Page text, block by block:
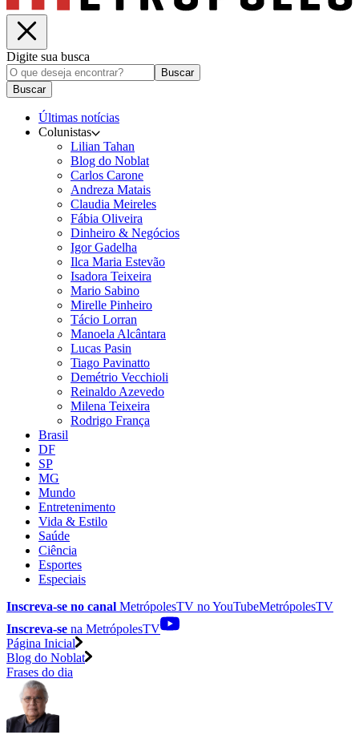
Digite sua busca
Buscar
Buscar
Últimas notícias
Colunistas
Lilian Tahan
Blog do Noblat
Carlos Carone
Andreza Matais
Claudia Meireles
Fábia Oliveira
Dinheiro & Negócios
Igor Gadelha
Ilca Maria Estevão
Isadora Teixeira
Mario Sabino
Mirelle Pinheiro
Tácio Lorran
Manoela Alcântara
Lucas Pasin
Tiago Pavinatto
Demétrio Vecchioli
Reinaldo Azevedo
Milena Teixeira
Rodrigo França
Brasil
DF
SP
MG
Mundo
Entretenimento
Vida & Estilo
Saúde
Ciência
Esportes
Especiais
Inscreva-se no canal MetrópolesTV noYouTubeMetrópolesTV
Inscreva-se na MetrópolesTV
Página Inicial
Blog do Noblat
Frases do dia